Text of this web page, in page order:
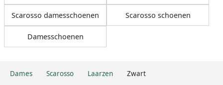
Dames Scarosso Laarzen Zwart
Scarosso damesschoenen Scarosso schoenen
Damesschoenen